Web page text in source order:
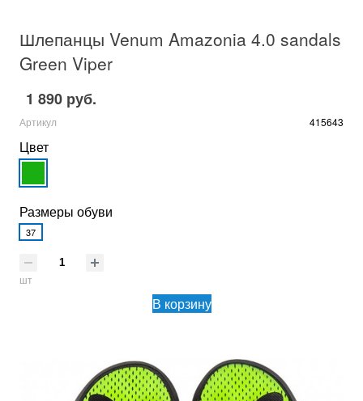
Шлепанцы Venum Amazonia 4.0 sandals
Green Viper
1 890 руб.
Артикул 415643
Цвет
Размеры обуви
37
шт
В корзину